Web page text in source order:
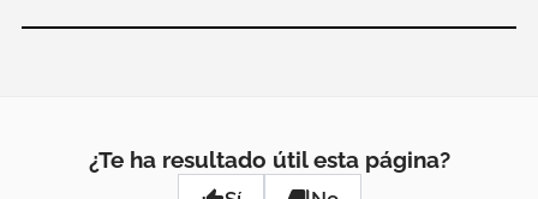
¿Te ha resultado útil esta página?